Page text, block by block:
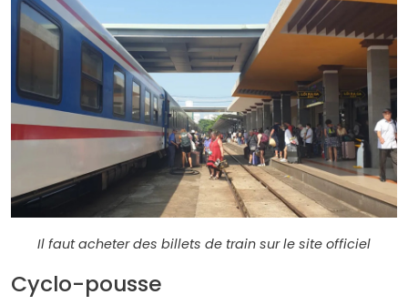
Il faut acheter des billets de train sur le site officiel
Cyclo-pousse